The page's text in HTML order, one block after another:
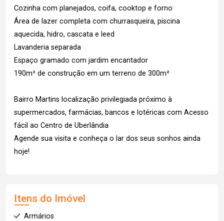
Cozinha com planejados, coifa, cooktop e forno
Área de lazer completa com churrasqueira, piscina
aquecida, hidro, cascata e leed
Lavanderia separada
Espaço gramado com jardim encantador
190m² de construção em um terreno de 300m²
Bairro Martins localização privilegiada próximo à
supermercados, farmácias, bancos e lotéricas com Acesso
fácil ao Centro de Uberlândia
Agende sua visita e conheça o lar dos seus sonhos ainda
hoje!
Itens do Imóvel
Armários